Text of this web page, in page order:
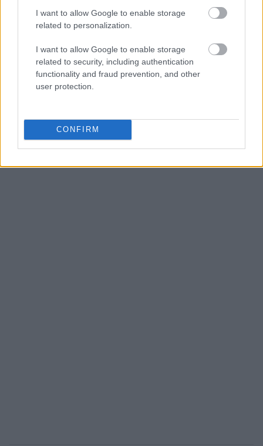
I want to allow Google to enable storage
related to personalization.
I want to allow Google to enable storage
related to security, including authentication
functionality and fraud prevention, and other
user protection.
CONFIRM